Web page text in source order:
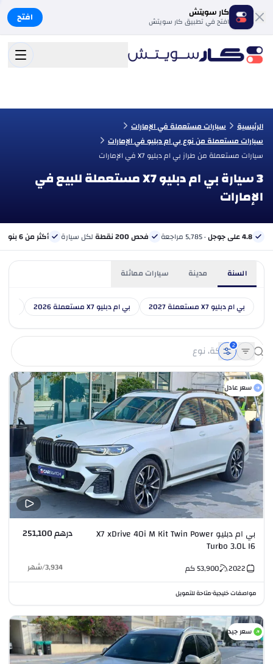
كار سويتش
افتح في تطبيق كار سويتش افتح
الرئيسية
سيارات مستعملة في الإمارات
سيارات مستعملة من نوع بي ام دبليو في الإمارات
سيارات مستعملة من طراز بي ام دبليو X7 في الإمارات
3 سيارة بي ام دبليو X7 مستعملة للبيع في
الإمارات
4.8 على جوجل · 5,785 مراجعة فحص 200 نقطة لكل سيارة أكثر من 6 بنوك
السنة مدينة سيارات مماثلة
بي ام دبليو X7 مستعملة 2027 بي ام دبليو X7 مستعملة 2026
2
سعر عادل
بي ام دبليو X7 xDrive 40i M Kit Twin Power
Turbo 3.0L I6
درهم 251,100
2022
53,900كم 3,934
/شهر
مواصفات خليجية•متاحة للتمويل
سعر جيد